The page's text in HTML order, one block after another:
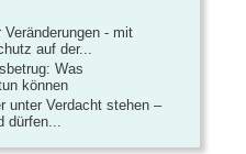
- mit
auf der...
Was
können
unter Verdacht stehen –
dürfen...